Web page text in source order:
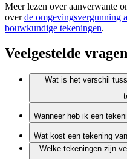
Meer lezen over aanverwante
overde omgevingsvergunning
bouwkundige tekeningen.
Veelgestelde vragen
Wat is het verschil
Wanneer heb ik een
Wat kost een tekening
Welke tekeningen zijn